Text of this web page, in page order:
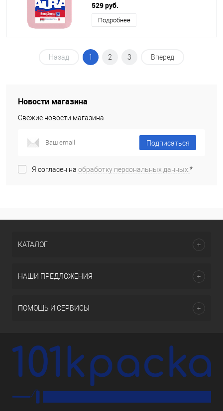
529 руб.
Подробнее
Назад 1 2 3 Вперед
Новости магазина
Свежие новости магазина
Подписаться
Я согласен на обработку персональных данных.*
КАТАЛОГ
НАШИ ПРЕДЛОЖЕНИЯ
ПОМОЩЬ И СЕРВИСЫ